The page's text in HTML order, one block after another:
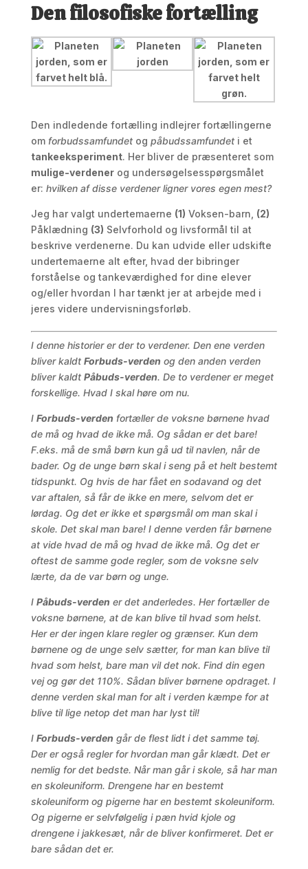
Den filosofiske fortælling
Den indledende fortælling indlejrer fortællingerne
om forbudssamfundetog påbudssamfundeti et
tankeeksperiment. Her bliver de præsenteret som
mulige-verdenerog undersøgelsesspørgsmålet
er: hvilken af disse verdener ligner vores egen mest?
Jeg har valgt undertemaerne (1) Voksen-barn, (2)
Påklædning (3) Selvforhold og livsformål til at
beskrive verdenerne. Du kan udvide eller udskifte
undertemaerne alt efter, hvad der bibringer
forståelse og tankeværdighed for dine elever
og/eller hvordan I har tænkt jer at arbejde med i
jeres videre undervisningsforløb.
I denne historier er der to verdener. Den ene verden
bliver kaldt Forbuds-verden og den anden verden
bliver kaldt Påbuds-verden. De to verdener er meget
forskellige. Hvad I skal høre om nu.
I Forbuds-verden fortæller de voksne børnene hvad
de må og hvad de ikke må. Og sådan er det bare!
F.eks. må de små børn kun gå ud til navlen, når de
bader. Og de unge børn skal i seng på et helt bestemt
tidspunkt. Og hvis de har fået en sodavand og det
var aftalen, så får de ikke en mere, selvom det er
lørdag. Og det er ikke et spørgsmål om man skal i
skole. Det skal man bare! I denne verden får børnene
at vide hvad de må og hvad de ikke må. Og det er
oftest de samme gode regler, som de voksne selv
lærte, da de var børn og unge.
I Påbuds-verden er det anderledes. Her fortæller de
voksne børnene, at de kan blive til hvad som helst.
Her er der ingen klare regler og grænser. Kun dem
børnene og de unge selv sætter, for man kan blive til
hvad som helst, bare man vil det nok. Find din egen
vej og gør det 110%. Sådan bliver børnene opdraget. I
denne verden skal man for alt i verden kæmpe for at
blive til lige netop det man har lyst til!
I Forbuds-verden går de flest lidt i det samme tøj.
Der er også regler for hvordan man går klædt. Det er
nemlig for det bedste. Når man går i skole, så har man
en skoleuniform. Drengene har en bestemt
skoleuniform og pigerne har en bestemt skoleuniform.
Og pigerne er selvfølgelig i pæn hvid kjole og
drengene i jakkesæt, når de bliver konfirmeret. Det er
bare sådan det er.